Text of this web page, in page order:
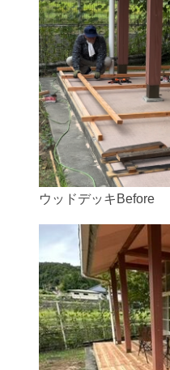
ウッドデッキBefore